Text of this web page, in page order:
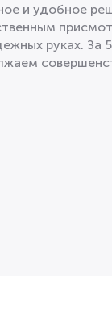
и удобное
руках. За